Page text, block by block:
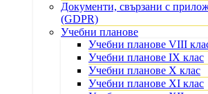
Документи, свързани с
(GDPR)
Учебни планове
Учебни планове VIII
Учебни планове IX клас
Учебни планове X клас
Учебни планове XI клас